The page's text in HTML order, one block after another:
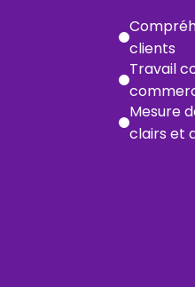
clients
Travail
Mesure
clairs et